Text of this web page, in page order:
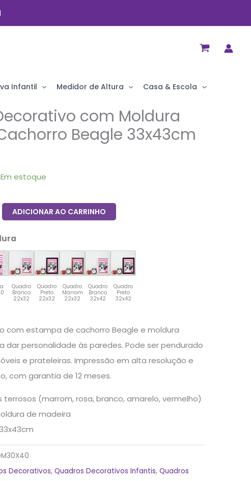
Infantil Medidor de Altura Casa & Escola
com Moldura
Beagle 33x43cm
Em estoque
ADICIONAR AO CARRINHO
Quadro
Branco
22x32
Quadro
Preto
22x32
Quadro
Marrom
22x32
Quadro
Branco
32x42
Quadro
Preto
32x42
com estampa de cachorro Beagle e moldura
dar personalidade às paredes. Pode ser pendurado
e prateleiras. Impressão em alta resolução e
com garantia de 12 meses.
terrosos (marrom, rosa, branco, amarelo, vermelho)
de madeira
33x43cm
Decorativos,Quadros Decorativos Infantis,Quadros